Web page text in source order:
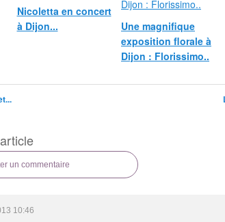
Nicoletta en concert
à Dijon...
Une magnifique
exposition florale à
Dijon : Florissimo..
un commentaire
10:46